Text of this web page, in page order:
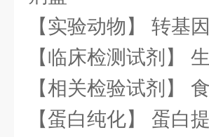
【实验动物】 转基
【临床检测试剂】
【相关检验试剂】
【蛋白纯化】 蛋白